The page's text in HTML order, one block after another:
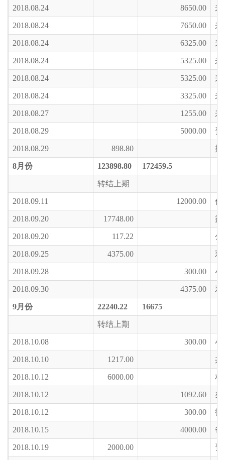
2018.08.24 8650.00 来
2018.08.24 7650.00 来
2018.08.24 6325.00 来
2018.08.24 5325.00 来
2018.08.24 5325.00 来
2018.08.24 3325.00 来
2018.08.27 1255.00 来
2018.08.29 5000.00 资
2018.08.29 898.80 援
8月份 123898.80 172459.5
转结上期
2018.09.11 12000.00 代
2018.09.20 17748.00 益
2018.09.20 117.22 公
2018.09.25 4375.00 彩
2018.09.28 300.00 小
2018.09.30 4375.00 彩
9月份 22240.22 16675
转结上期
2018.10.08 300.00 小
2018.10.10 1217.00 共
2018.10.12 6000.00 村
2018.10.12 1092.60 办
2018.10.12 300.00 微
2018.10.15 4000.00 爸
2018.10.19 2000.00 资